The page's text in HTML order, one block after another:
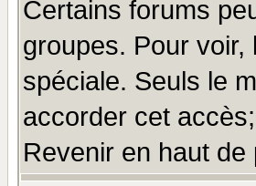
Certains forums
groupes. Pour
spéciale. Seuls le
accorder cet
Revenir en haut de